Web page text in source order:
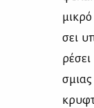
σει